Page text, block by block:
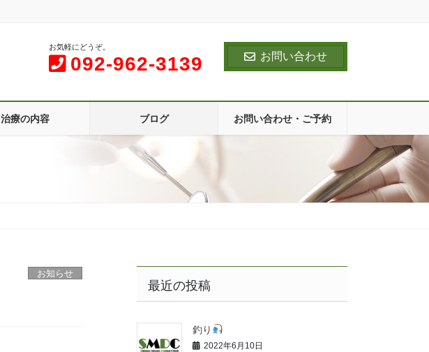
お気軽にどうぞ。
092-962-3139 お問い合わせ
治療の内容 ブログ お問い合わせ・ご予約
お知らせ
最近の投稿
釣り
2022年6月10日